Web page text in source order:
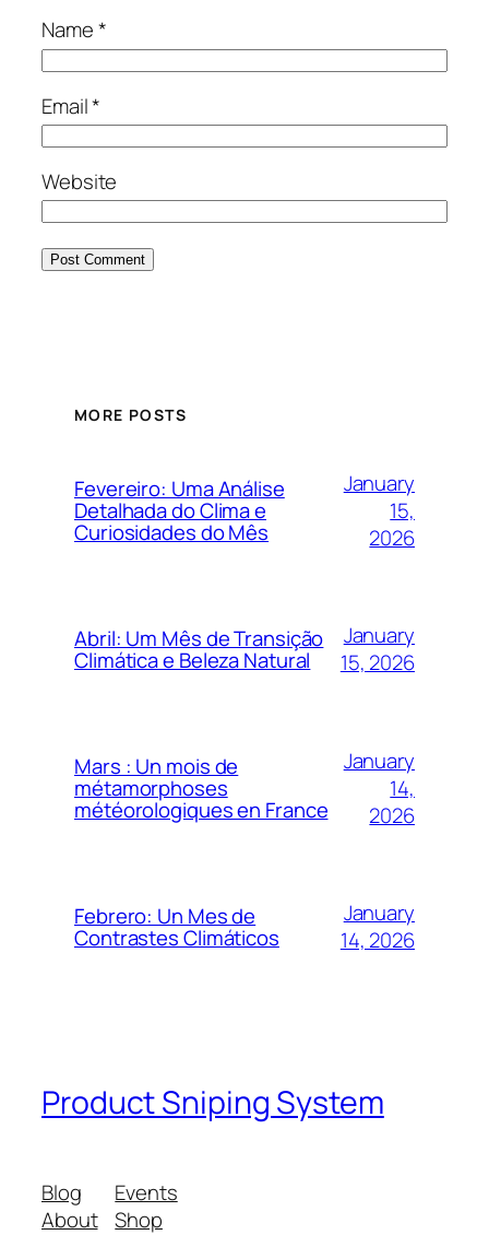
Name*
Email*
Website
MORE POSTS
Fevereiro: Uma Análise
Detalhada do Clima e
Curiosidades do Mês
January
15,
2026
Abril: Um Mês de Transição
Climática e Beleza Natural
January
15, 2026
Mars : Un mois de
métamorphoses
météorologiques en France
January
14,
2026
Febrero: Un Mes de
Contrastes Climáticos
January
14, 2026
Product Sniping System
Blog
About
Events
Shop